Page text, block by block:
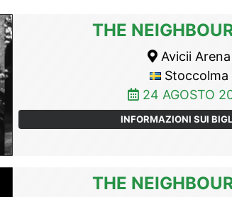
THE
Avicii Arena
Stoccolma
24 AGOSTO
INFORMAZIONI SUI
THE